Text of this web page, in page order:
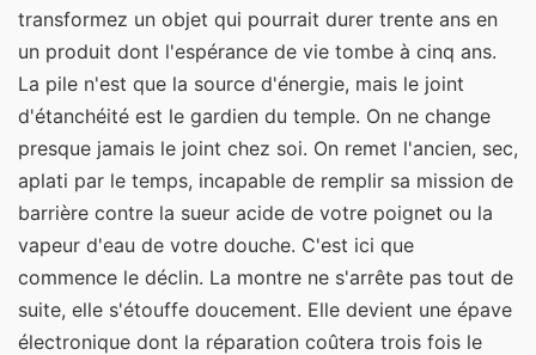
transformez un objet qui pourrait durer trente ans en
un produit dont l'espérance de vie tombe à cinq ans.
La pile n'est que la source d'énergie, mais le joint
d'étanchéité est le gardien du temple. On ne change
presque jamais le joint chez soi. On remet l'ancien, sec,
aplati par le temps, incapable de remplir sa mission de
barrière contre la sueur acide de votre poignet ou la
vapeur d'eau de votre douche. C'est ici que
commence le déclin. La montre ne s'arrête pas tout de
suite, elle s'étouffe doucement. Elle devient une épave
électronique dont la réparation coûtera trois fois le